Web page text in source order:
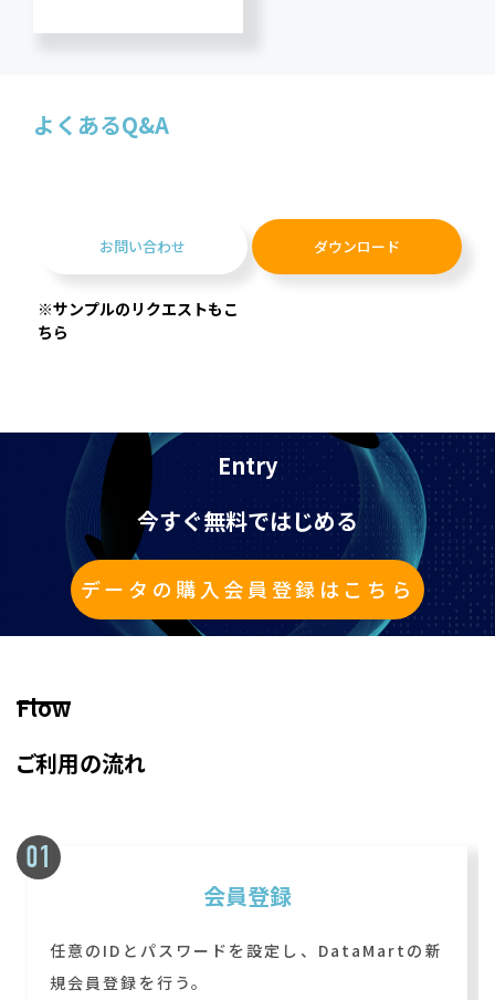
よくあるQ&A
お問い合わせ
※サンプルのリクエストもこ
ちら
ダウンロード
Entry
今すぐ無料ではじめる
データの購入会員登録はこちら
Flow
ご利用の流れ
会員登録
任意のIDとパスワードを設定し、DataMartの新
規会員登録を行う。